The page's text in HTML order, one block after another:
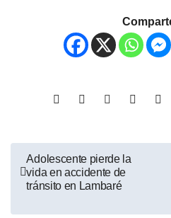
Adolescente pierde la
vida en accidente de
tránsito en Lambaré